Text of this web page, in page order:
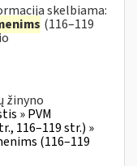
skelbiama:
(116–119
žinyno
» PVM
116–119 str.) »
(116–119